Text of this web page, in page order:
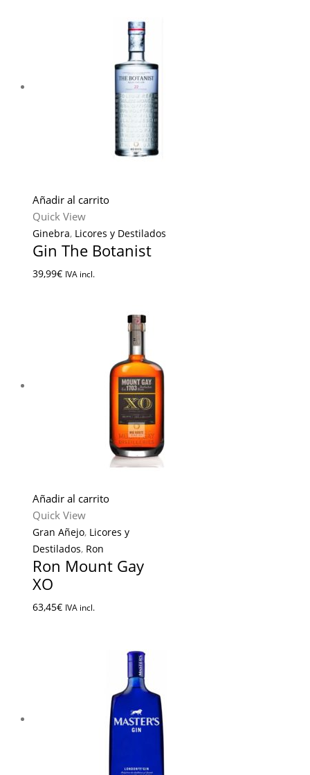
Añadir al carrito
Quick View
Ginebra, Licores y Destilados
Gin The Botanist
39,99€ IVA incl.
Añadir al carrito
Quick View
Gran Añejo, Licores y
Destilados, Ron
Ron Mount Gay
XO
63,45€ IVA incl.